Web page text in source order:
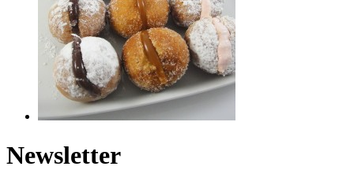
Newsletter